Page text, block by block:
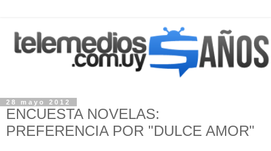
28 mayo 2012
ENCUESTA NOVELAS:
PREFERENCIA POR "DULCE AMOR"